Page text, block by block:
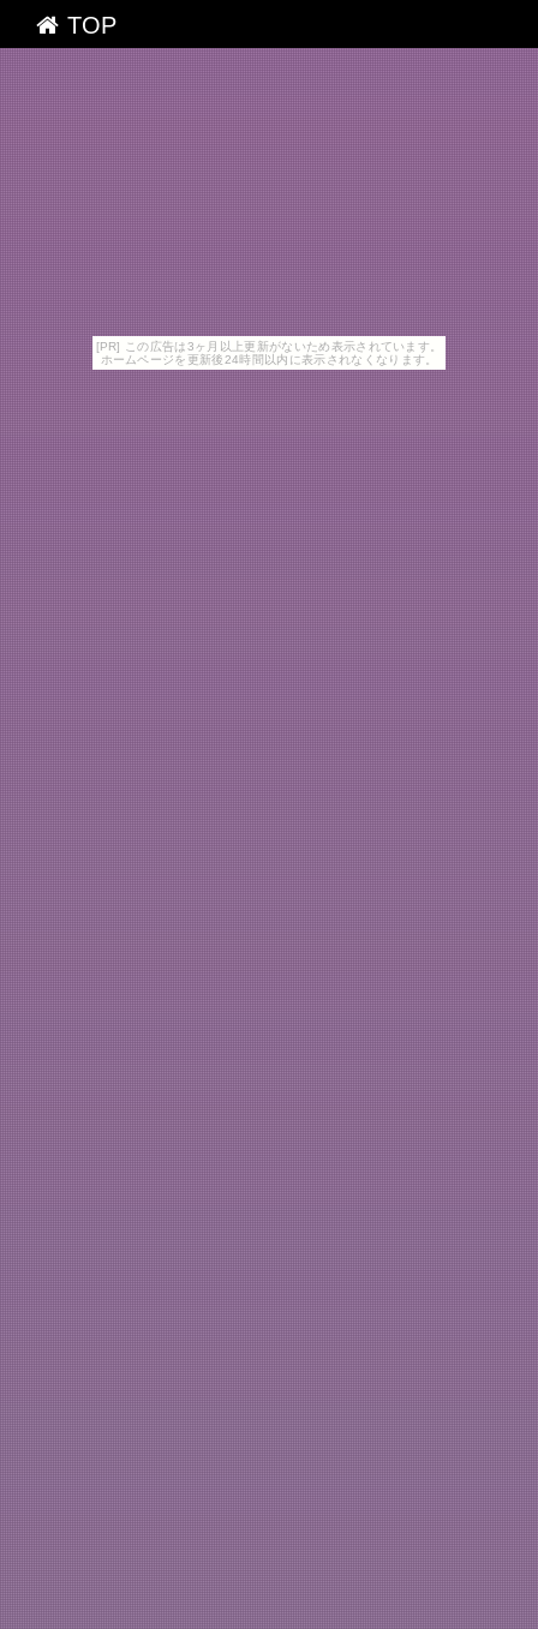
[PR] この広告は3ヶ月以上更新がないため表示されています。
ホームページを更新後24時間以内に表示されなくなります。
TOP